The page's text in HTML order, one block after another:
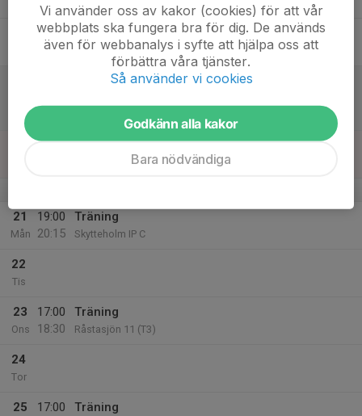
17:00
18:30
Träning
Järvastadens IP B
Match mot Ekerö IK 2:Blå
Träkvistavallen 225
21
Mån
19:00
20:15
Träning
Skytteholm IP C
22
Tis
23
Ons
17:00
18:30
Träning
Råstasjön 11 (T3)
24
Tor
25
17:00
Träning
Vi använder oss av kakor (cookies) för att vår
webbplats ska fungera bra för dig. De används
även för webbanalys i syfte att hjälpa oss att
förbättra våra tjänster.
Så använder vi cookies
Godkänn alla kakor
Bara nödvändiga